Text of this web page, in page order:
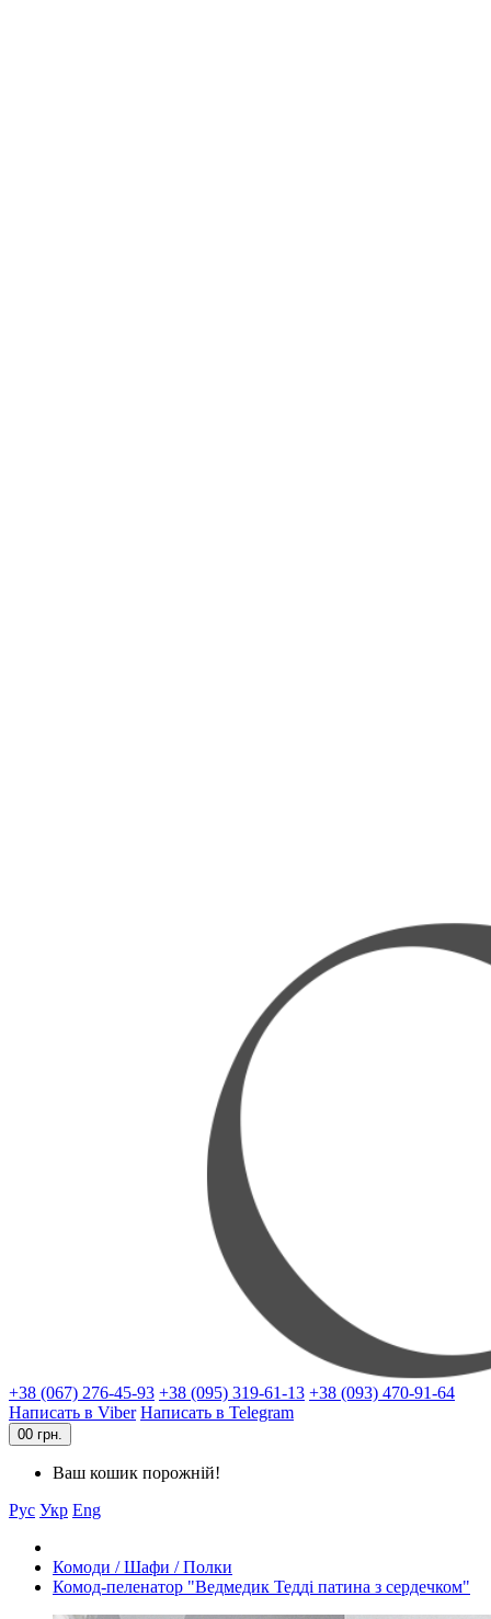
+38 (067) 276-45-93 +38 (095) 319-61-13 +38 (093) 470-91-64
Написать в Viber Написать в Telegram
00 грн.
Ваш кошик порожній!
Рус Укр Eng
Комоди / Шафи / Полки
Комод-пеленатор "Ведмедик Тедді патина з сердечком"